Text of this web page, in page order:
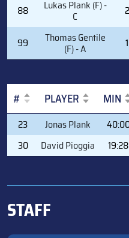
88 Lukas Plank (F) -
C 2
99 Thomas Gentile
(F) - A 1
# PLAYER MIN
#
PLAYER MIN
23 Jonas Plank
30
David Pioggia 19:28
STAFF